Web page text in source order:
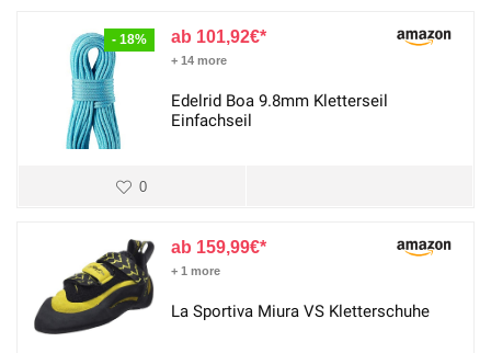
- 18% 101,92€
+ 14 more
Edelrid Boa 9.8mm Kletterseil
Einfachseil
0
159,99€
+ 1 more
La Sportiva Miura VS Kletterschuhe